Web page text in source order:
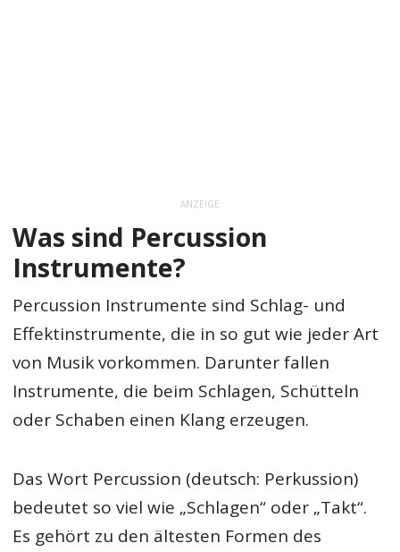
ANZEIGE
Was sind Percussion
Instrumente?
Percussion Instrumente sind Schlag- und
Effektinstrumente, die in so gut wie jeder Art
von Musik vorkommen. Darunter fallen
Instrumente, die beim Schlagen, Schütteln
oder Schaben einen Klang erzeugen.
Das Wort Percussion (deutsch: Perkussion)
bedeutet so viel wie „Schlagen“ oder „Takt“.
Es gehört zu den ältesten Formen des